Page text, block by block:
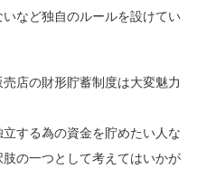
など独自のルールを設けてい
店の財形貯蓄制度は大変魅力
する為の資金を貯めたい人な
の一つとして考えてはいかが